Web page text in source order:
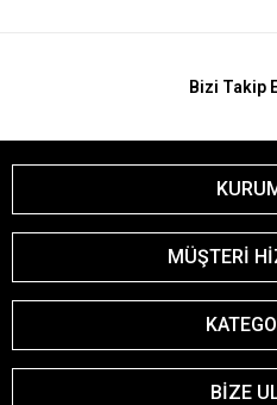
Bizi Takip
MÜŞTERİ
BİZE